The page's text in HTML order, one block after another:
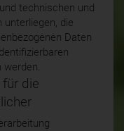
technischen und
die
Daten
werden.
die